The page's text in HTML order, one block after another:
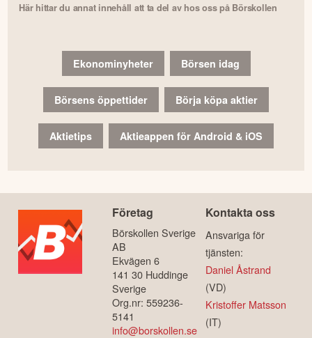
Här hittar du annat innehåll att ta del av hos oss på Börskollen
Ekonominyheter Börsen idag
Börsens öppettider Börja köpa aktier
Aktietips Aktieappen för Android & iOS
Företag
Börskollen Sverige
AB
Ekvägen 6
141 30 Huddinge
Sverige
Org.nr: 559236-
5141
info@borskollen.se
Kontakta oss
Ansvariga för
tjänsten:
Daniel Åstrand
(VD)
Kristoffer Matsson
(IT)